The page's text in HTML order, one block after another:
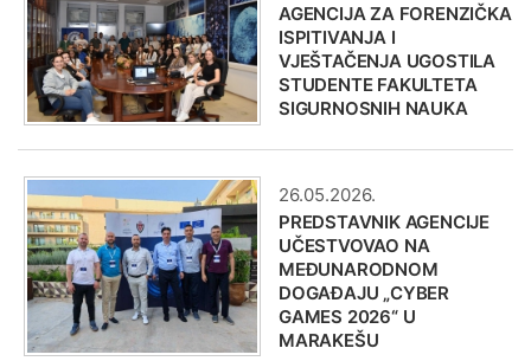
AGENCIJA ZA FORENZIČKA
ISPITIVANJA I
VJEŠTAČENJA UGOSTILA
STUDENTE FAKULTETA
SIGURNOSNIH NAUKA
26.05.2026.
PREDSTAVNIK AGENCIJE
UČESTVOVAO NA
MEĐUNARODNOM
DOGAĐAJU „CYBER
GAMES 2026“ U
MARAKEŠU